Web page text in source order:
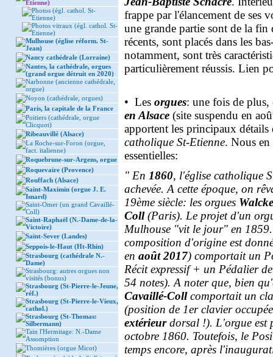
Etienne)
Photos (égl. cathol. St-
Etienne)
Photos vitraux (égl. cathol. St-
Etienne)
Mulhouse (église réform. St-
Jean)
Nancy cathédrale (Lorraine)
Nantes, la cathédrale, orgues
(grand orgue détruit en 2020)
Narbonne (ancienne cathédrale,
orgue)
Noyon (cathédrale, orgues)
Paris, la capitale de la France
Poitiers (cathédrale, orgue
Clicquot)
Ribeauvillé (Alsace)
La Roche-sur-Foron (orgue,
fact. italienne)
Roquebrune-sur-Argens, orgue
Roquevaire (Provence)
Rouffach (Alsace)
Saint-Maximin (orgue J. E.
Isnard)
Saint-Omer (un grand Cavaillé-
Coll)
Saint-Raphaël (N.-Dame-de-la-
Victoire)
Saint-Sever (Landes)
Seppois-le-Haut (Ht-Rhin)
Strasbourg (cathédrale N.-
Dame)
Strasbourg: autres orgues non
visités (bonus)
Strasbourg (St-Pierre-le-Jeune,
réf.)
Strasbourg (St-Pierre-le-Vieux,
cathol.)
Strasbourg (St-Thomas:
Silbermann)
Tain l'Hermitage: N.-Dame
Assomption
Thomières (orgue Micot)
frappe par l'élancement de ses
une grande partie sont de la
récents, sont placés dans les
notamment, sont très
particulièrement réussis. Lien
• Les orgues: une fois de plus,
en Alsace (site suspendu en
apportent les principaux
catholique St-Etienne. Nous en
essentielles:
" En 1860, l'église catholique
achevée. A cette époque, on
19ème siècle: les orgues
Coll(Paris). Le projet d'un
Mulhouse "vit le jour" en
composition d'origine est
en août 2017) comportait un
Récit expressif + un Pédalier
54 notes). A noter que, bien
Cavaillé-Collcomportait un
(position de 1er clavier
extérieurdorsal !). L'orgue est
octobre 1860. Toutefois, le
temps encore, après